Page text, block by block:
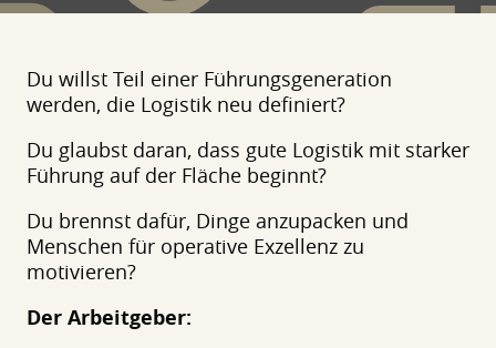
Du willst Teil einer Führungsgeneration
werden, die Logistik neu definiert?
Du glaubst daran, dass gute Logistik mit starker
Führung auf der Fläche beginnt?
Du brennst dafür, Dinge anzupacken und
Menschen für operative Exzellenz zu
motivieren?
Der Arbeitgeber: